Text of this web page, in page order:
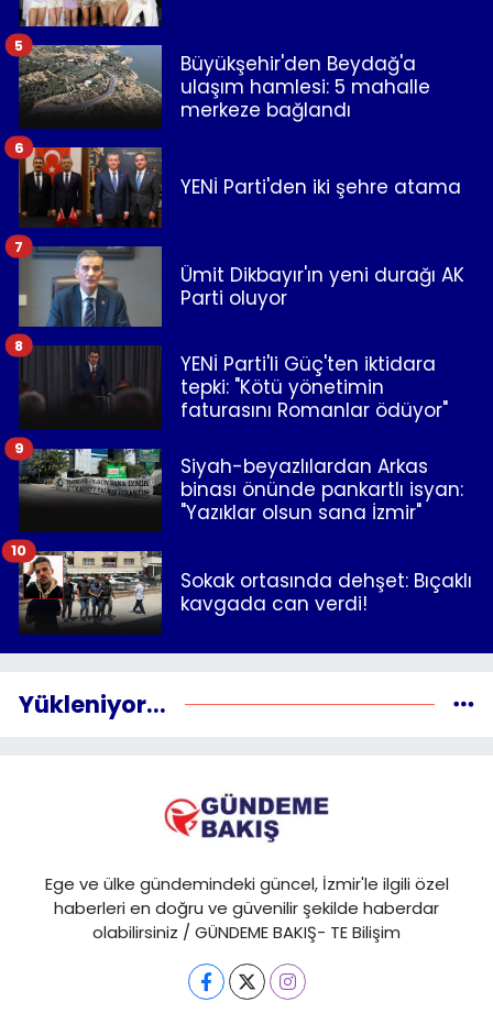
Büyükşehir'den Beydağ'a
ulaşım hamlesi: 5 mahalle
merkeze bağlandı
5
YENİ Parti'den iki şehre atama
6
Ümit Dikbayır'ın yeni durağı AK
Parti oluyor
7
YENİ Parti'li Güç'ten iktidara
tepki: "Kötü yönetimin
faturasını Romanlar ödüyor"
8
Siyah-beyazlılardan Arkas
binası önünde pankartlı isyan:
"Yazıklar olsun sana İzmir"
9
Sokak ortasında dehşet: Bıçaklı
kavgada can verdi!
10
Yükleniyor...
Ege ve ülke gündemindeki güncel, İzmir'le ilgili özel
haberleri en doğru ve güvenilir şekilde haberdar
olabilirsiniz / GÜNDEME BAKIŞ- TE Bilişim